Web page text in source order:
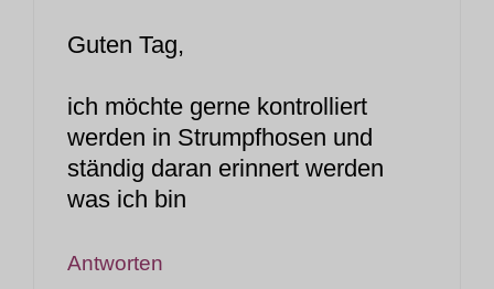
Guten Tag,
ich möchte gerne kontrolliert
werden in Strumpfhosen und
ständig daran erinnert werden
was ich bin
Antworten